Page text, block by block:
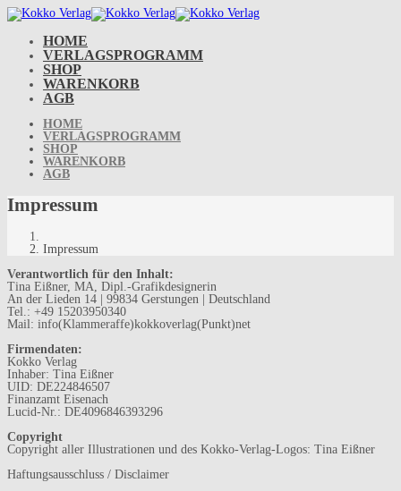
Skip
to
content HOME
VERLAGSPROGRAMM
SHOP
WARENKORB
AGB
HOME
VERLAGSPROGRAMM
SHOP
WARENKORB
AGB
Impressum
Impressum
Verantwortlich für den Inhalt:
Tina Eißner, MA, Dipl.-Grafikdesignerin
An der Lieden 14 | 99834 Gerstungen | Deutschland
Tel.: +49 15203950340
Mail: info(Klammeraffe)kokkoverlag(Punkt)net
Firmendaten:
Kokko Verlag
Inhaber: Tina Eißner
UID: DE224846507
Finanzamt Eisenach
Lucid-Nr.: DE4096846393296
Copyright
Copyright aller Illustrationen und des Kokko-Verlag-Logos: Tina Eißner
Haftungsausschluss / Disclaimer